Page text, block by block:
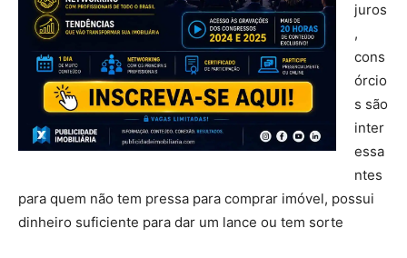
juros
,
cons
órcio
s são
inter
essa
ntes
para quem não tem pressa para comprar imóvel, possui
dinheiro suficiente para dar um lance ou tem sorte